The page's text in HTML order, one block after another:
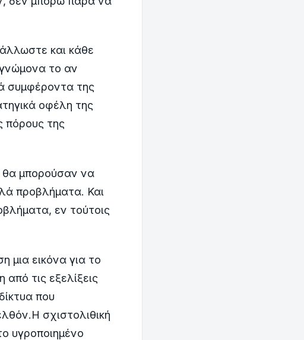
και κάθε
γνώμονα το αν
συμφέροντα της
οφέλη της
πόρους της
θα μπορούσαν να
προβλήματα. Και
εν τούτοις
μια εικόνα για το
τις εξελίξεις
που
σχιστολιθική
υγροποιημένο